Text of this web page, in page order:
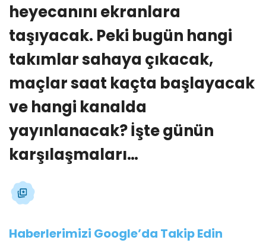
heyecanını ekranlara
taşıyacak. Peki bugün hangi
takımlar sahaya çıkacak,
maçlar saat kaçta başlayacak
ve hangi kanalda
yayınlanacak? İşte günün
karşılaşmaları…
Haberlerimizi Google’da Takip Edin